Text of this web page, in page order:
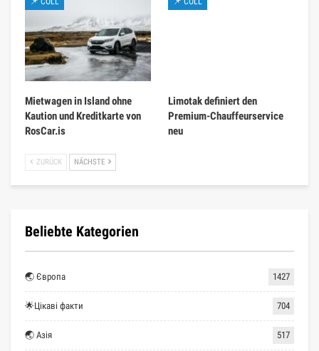
Mietwagen in Island ohne
Kaution und Kreditkarte von
RosCar.is
Limotak definiert den
Premium-Chauffeurservice
neu
ZURÜCK NÄCHSTE
Beliebte Kategorien
🌏 Європа 1427
🌟Цікаві факти 704
🌏 Азія 517